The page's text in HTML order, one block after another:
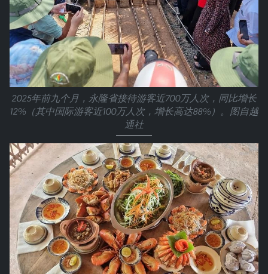
2025年前九个月，永隆省接待游客近700万人次，同比增长
12%（其中国际游客近100万人次，增长高达88%）。图自越
通社